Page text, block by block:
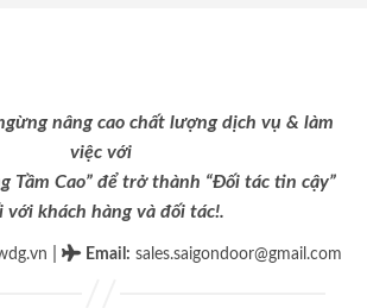
nâng cao chất lượng dịch vụ & làm
việc với
Tầm Cao” để trở thành “Đối tác tin cậy”
với khách hàng và đối tác!.
Email : sales.saigondoor@gmail.com